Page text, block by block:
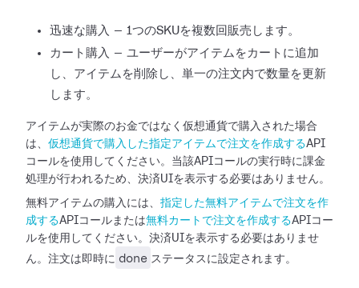
迅速な購入 — 1つのSKUを複数回販売します。
カート購入 — ユーザーがアイテムをカートに追加
し、アイテムを削除し、単一の注文内で数量を更新
します。
アイテムが実際のお金ではなく仮想通貨で購入された場合
は、 仮想通貨で購入した指定アイテムで注文を作成するAPI
コールを使用してください。当該APIコールの実行時に課金
処理が行われるため、決済UIを表示する必要はありません。
無料アイテムの購入には、 指定した無料アイテムで注文を作
成するAPIコールまたは無料カートで注文を作成するAPIコー
ルを使用してください。決済UIを表示する必要はありませ
ん。注文は即時に done ステータスに設定されます。